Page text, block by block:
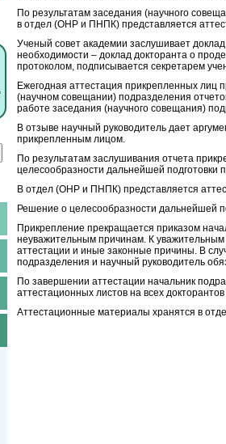
По результатам заседания (научного
в отдел (ОНР и ПНПК) представляется
Ученый совет академии заслушивает
необходимости – доклад докторанта о
протоколом, подписывается секретарем
Ежегодная аттестация прикрепленных лиц
(научном совещании) подразделения
работе заседания (научного совещания)
В отзыве научный руководитель дает
прикрепленным лицом.
По результатам заслушивания отчета
целесообразности дальнейшей подготовки
В отдел (ОНР и ПНПК) представляется
Решение о целесообразности дальнейшей
Прикрепление прекращается приказом
неуважительным причинам. К уважительным
аттестации и иные законные причины. В
подразделения и научный руководитель
По завершении аттестации начальник
аттестационных листов на всех
Аттестационные материалы хранятся в